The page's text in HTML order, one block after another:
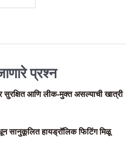
प्रश्न
सुरक्षित आणि लीक-मुक्त असल्याची खात्री
सानुकूलित हायड्रॉलिक फिटिंग मिळू